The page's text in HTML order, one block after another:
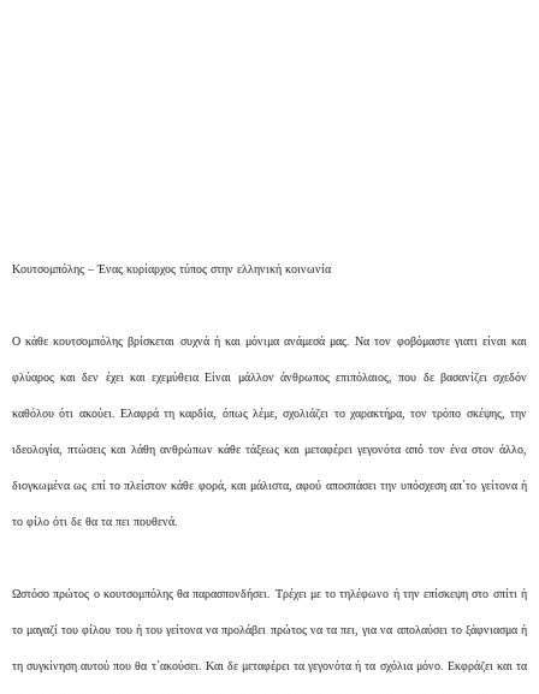
Κουτσομπόλης – Ένας κυρίαρχος τύπος στην ελληνική κοινωνία
O κάθε κουτσομπόλης βρίσκεται συχνά ή και μόνιμα ανάμεσά μας. Να τον φοβόμαστε γιατι είναι και
φλύαρος και δεν έχει και εχεμύθεια Είναι μάλλον άνθρωπος επιπόλαιος, που δε βασανίζει σχεδόν
καθόλου ότι ακούει. Ελαφρά τη καρδία, όπως λέμε, σχολιάζει το χαρακτήρα, τον τρόπο σκέψης, την
ιδεολογία, πτώσεις και λάθη ανθρώπων κάθε τάξεως και μεταφέρει γεγονότα από τον ένα στον άλλο,
διογκωμένα ως επί το πλείστον κάθε φορά, και μάλιστα, αφού αποσπάσει την υπόσχεση απ΄το γείτονα ή
το φίλο ότι δε θα τα πει πουθενά.
Ωστόσο πρώτος ο κουτσομπόλης θα παρασπονδήσει. Τρέχει με το τηλέφωνο ή την επίσκεψη στο σπίτι ή
το μαγαζί του φίλου του ή του γείτονα να προλάβει πρώτος να τα πει, για να απολαύσει το ξάφνιασμα ή
τη συγκίνηση αυτού που θα τ΄ακούσει. Και δε μεταφέρει τα γεγονότα ή τα σχόλια μόνο. Εκφράζει και τα